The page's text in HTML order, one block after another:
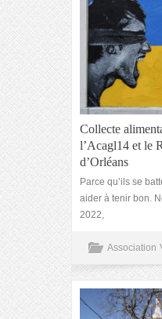
Collecte
l’Acagl14 et le
d’Orléans
Parce qu’ils se
aider à tenir bon.
2022,
Association